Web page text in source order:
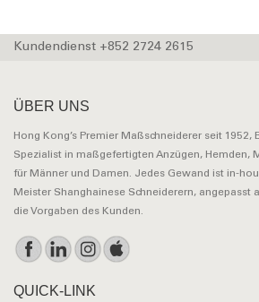
Kundendienst +852 2724 2615
ÜBER UNS
Hong Kong’s Premier Maßschneiderer seit 1952,
Spezialist in maßgefertigten Anzügen, Hemden,
für Männer und Damen. Jedes Gewand ist in-
Meister Shanghainese Schneiderern, angepasst
die Vorgaben des Kunden.
QUICK-LINK